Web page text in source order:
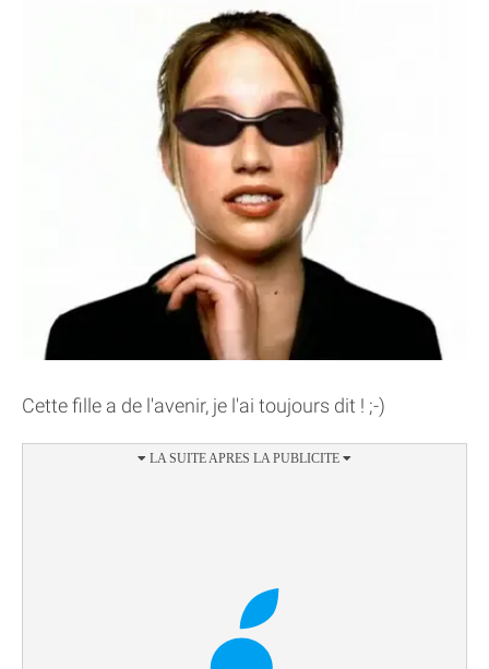
Cette fille a de l'avenir, je l'ai toujours dit ! ;-)